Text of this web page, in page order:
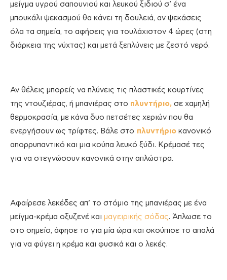
μείγμα υγρού σαπουνιού και λευκού ξιδιού σ’ ένα
μπουκάλι ψεκασμού θα κάνει τη δουλειά, αν ψεκάσεις
όλα τα σημεία, το αφήσεις για τουλάχιστον 4 ώρες (στη
διάρκεια της νύχτας) και μετά ξεπλύνεις με ζεστό νερό.
Αν θέλεις μπορείς να πλύνεις τις πλαστικές κουρτίνες
της ντουζιέρας, ή μπανιέρας στο πλυντήριο, σε χαμηλή
θερμοκρασία, με κάνα δυο πετσέτες χεριών που θα
ενεργήσουν ως τρίφτες. Βάλε στο πλυντήριο κανονικό
απορρυπαντικό και μια κούπα λευκό ξύδι. Κρέμασέ τες
για να στεγνώσουν κανονικά στην απλώστρα.
Αφαίρεσε λεκέδες απ’ το στόμιο της μπανιέρας με ένα
μείγμα-κρέμα οξυζενέ και μαγειρικής σόδας. Άπλωσε το
στο σημείο, άφησε το για μία ώρα και σκούπισε το απαλά
για να φύγει η κρέμα και φυσικά και ο λεκές.